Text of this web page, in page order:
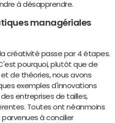
à désapprendre.
managériales
créativité passe par 4 étapes.
pourquoi, plutôt que de
de théories, nous avons
exemples d'innovations
entreprises de tailles,
Toutes ont néanmoins
à concilier